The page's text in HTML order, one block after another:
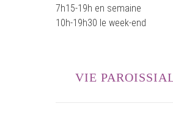
7h15-19h en semaine
10h-19h30 le week-end
VIE